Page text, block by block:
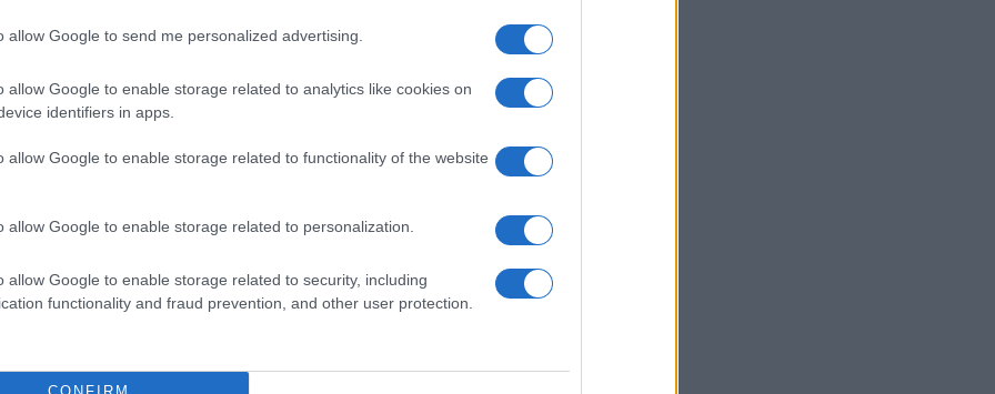
allow Google to send me personalized advertising.
allow Google to enable storage related to analytics like cookies on
identifiers in apps.
allow Google to enable storage related to functionality of the website
allow Google to enable storage related to personalization.
allow Google to enable storage related to security, including
functionality and fraud prevention, and other user protection.
CONFIRM
potrebbe cambiare la politica
di
Salvatore Di Bartolo
4 Aprile 2026, 15:00
8.6k
che non vogliono solo